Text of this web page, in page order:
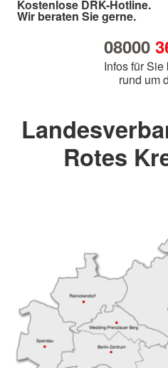
Kostenlose DRK-Hotline.
Wir beraten Sie gerne.
08000
Infos für Sie
rund um
Rotes